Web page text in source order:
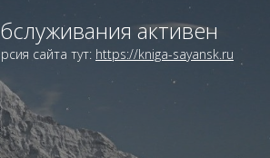
активен
сайта тут: https://kniga-sayansk.ru